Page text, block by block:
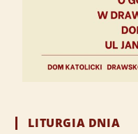
LITURGIA DNIA